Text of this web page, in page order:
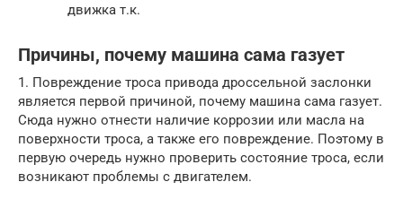
движка т.к.
Причины, почему машина сама газует
1. Повреждение троса привода дроссельной заслонки
является первой причиной, почему машина сама газует.
Сюда нужно отнести наличие коррозии или масла на
поверхности троса, а также его повреждение. Поэтому в
первую очередь нужно проверить состояние троса, если
возникают проблемы с двигателем.